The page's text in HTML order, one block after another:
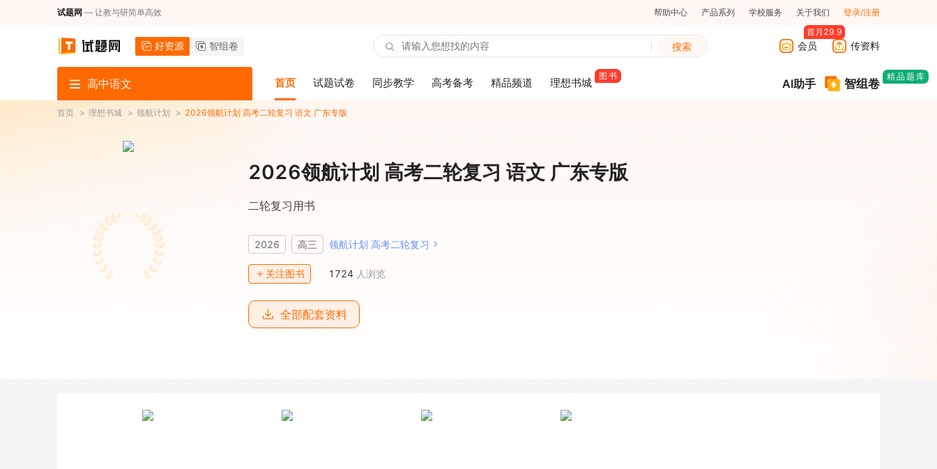
试题网 — 让教与研简单高效 帮助中心 产品系列 学校服务 关于我们 登录/注册
好资源 智组卷 搜索 会员
首月29.9
传资料
高中语文 首页 试题试卷 同步教学 高考备考 精品频道 理想书城 图书
AI助手 智组卷
精品题库
首页 > 理想书城 > 领航计划 > 2026领航计划 高考二轮复习 语文 广东专版
2026领航计划 高考二轮复习 语文 广东专版
二轮复习用书
2026 高三 领航计划 高考二轮复习
关注图书 1724 人浏览
全部配套资料